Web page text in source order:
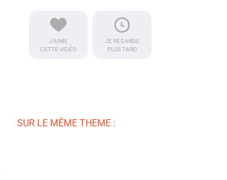
J'AIME
CETTE VIDÉO
JE REGARDE
PLUS TARD
SUR LE MÊME THEME :